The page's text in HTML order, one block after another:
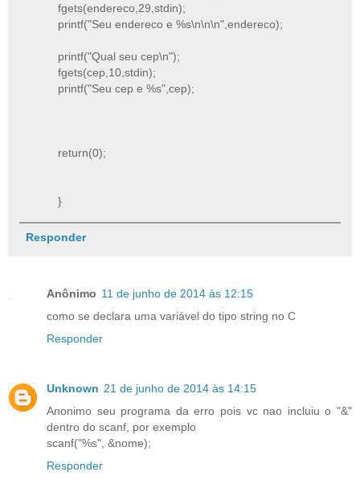
fgets(endereco,29,stdin);
printf("Seu endereco e %s\n\n\n",endereco);
printf("Qual seu cep\n");
fgets(cep,10,stdin);
printf("Seu cep e %s",cep);
return(0);
}
Responder
Anônimo 11 de junho de 2014 às 12:15
como se declara uma variável do tipo string no C
Responder
Unknown 21 de junho de 2014 às 14:15
Anonimo seu programa da erro pois vc nao incluiu o "&"
dentro do scanf, por exemplo
scanf("%s", &nome);
Responder